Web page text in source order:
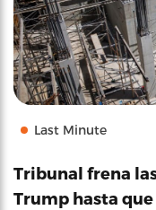
Last Minute
Tribunal frena
Trump hasta